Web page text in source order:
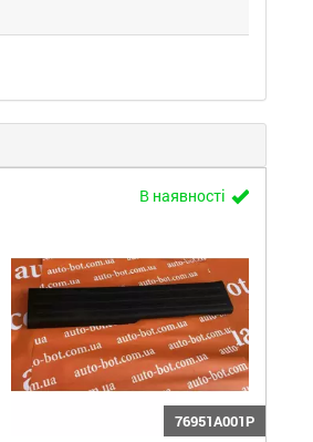
В наявності
76951A001P